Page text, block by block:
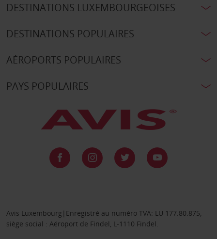
DESTINATIONS LUXEMBOURGEOISES
DESTINATIONS POPULAIRES
AÉROPORTS POPULAIRES
PAYS POPULAIRES
Avis Luxembourg|Enregistré au numéro TVA: LU 177.80.875,
siège social : Aéroport de Findel, L-1110 Findel.